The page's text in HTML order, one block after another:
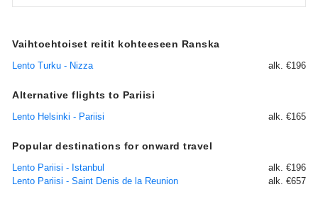
Vaihtoehtoiset reitit kohteeseen Ranska
Lento Turku - Nizza alk. €196
Alternative flights to Pariisi
Lento Helsinki - Pariisi alk. €165
Popular destinations for onward travel
Lento Pariisi - Istanbul
alk. €196
Lento Pariisi - Saint Denis de la Reunion
alk. €657